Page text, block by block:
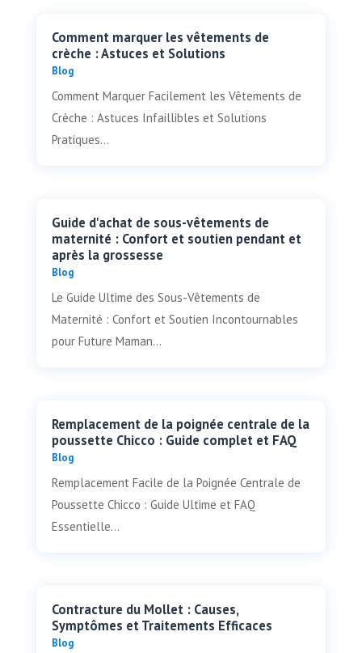
Comment marquer les vêtements de
crèche : Astuces et Solutions
Blog
Comment Marquer Facilement les Vêtements de
Crèche : Astuces Infaillibles et Solutions
Pratiques...
Guide d'achat de sous-vêtements de
maternité : Confort et soutien pendant et
après la grossesse
Blog
Le Guide Ultime des Sous-Vêtements de
Maternité : Confort et Soutien Incontournables
pour Future Maman...
Remplacement de la poignée centrale de la
poussette Chicco : Guide complet et FAQ
Blog
Remplacement Facile de la Poignée Centrale de
Poussette Chicco : Guide Ultime et FAQ
Essentielle...
Contracture du Mollet : Causes,
Symptômes et Traitements Efficaces
Blog